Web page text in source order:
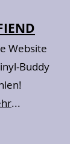
Website
Buddy
...